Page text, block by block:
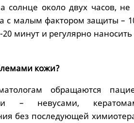
солнце около двух часов, не
с малым фактором защиты –
минут и регулярно
кожи?
обращаются
– невусами,
без последующей